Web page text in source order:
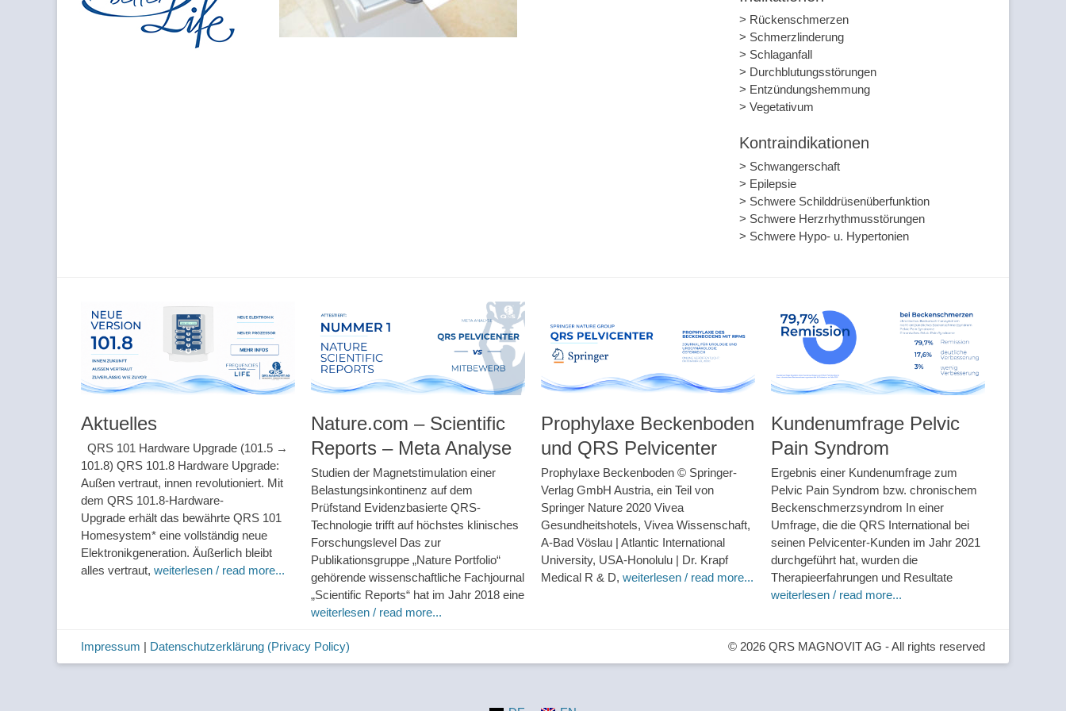
> Rückenschmerzen
> Schmerzlinderung
> Schlaganfall
> Durchblutungsstörungen
> Entzündungshemmung
> Vegetativum
Kontraindikationen
> Schwangerschaft
> Epilepsie
> Schwere Schilddrüsenüberfunktion
> Schwere Herzrhythmusstörungen
> Schwere Hypo- u. Hypertonien
Aktuelles
QRS 101 Hardware Upgrade (101.5 →
101.8) QRS 101.8 Hardware Upgrade:
Außen vertraut, innen revolutioniert. Mit
dem QRS 101.8-Hardware-
Upgrade erhält das bewährte QRS 101
Homesystem* eine vollständig neue
Elektronikgeneration. Äußerlich bleibt
alles vertraut, weiterlesen / read more...
Nature.com – Scientific
Reports – Meta Analyse
Studien der Magnetstimulation einer
Belastungsinkontinenz auf dem
Prüfstand Evidenzbasierte QRS-
Technologie trifft auf höchstes klinisches
Forschungslevel Das zur
Publikationsgruppe „Nature Portfolio“
gehörende wissenschaftliche Fachjournal
„Scientific Reports“ hat im Jahr 2018 eine
weiterlesen / read more...
Prophylaxe Beckenboden
und QRS Pelvicenter
Prophylaxe Beckenboden © Springer-
Verlag GmbH Austria, ein Teil von
Springer Nature 2020 Vivea
Gesundheitshotels, Vivea Wissenschaft,
A-Bad Vöslau | Atlantic International
University, USA-Honolulu | Dr. Krapf
Medical R & D, weiterlesen / read more...
Kundenumfrage Pelvic
Pain Syndrom
Ergebnis einer Kundenumfrage zum
Pelvic Pain Syndrom bzw. chronischem
Beckenschmerzsyndrom In einer
Umfrage, die die QRS International bei
seinen Pelvicenter-Kunden im Jahr 2021
durchgeführt hat, wurden die
Therapieerfahrungen und Resultate
weiterlesen / read more...
Impressum | Datenschutzerklärung (Privacy Policy) © 2026 QRS MAGNOVIT AG - All rights reserved